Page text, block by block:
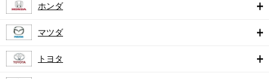
ホンダ
マツダ
トヨタ